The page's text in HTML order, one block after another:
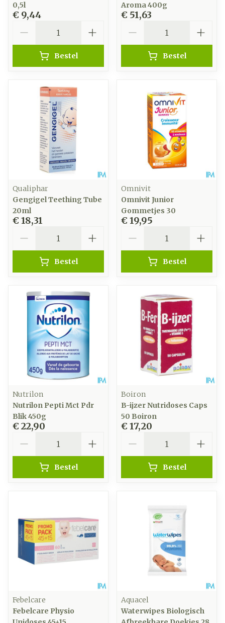
0,5l
€ 9,44
Bestel
Aroma 400g
€ 51,63
Bestel
Qualiphar
Gengigel Teething Tube
20ml
€ 18,31
Bestel
Omnivit
Omnivit Junior
Gommetjes 30
€ 19,95
Bestel
Nutrilon
Nutrilon Pepti Mct Pdr
Blik 450g
€ 22,90
Bestel
Boiron
B-ijzer Nutridoses Caps
50 Boiron
€ 17,20
Bestel
Febelcare
Febelcare Physio
Aquacel
Waterwipes Biologisch